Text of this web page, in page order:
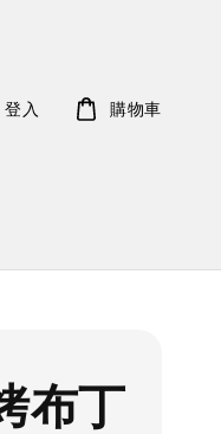
登入 購物車
布丁